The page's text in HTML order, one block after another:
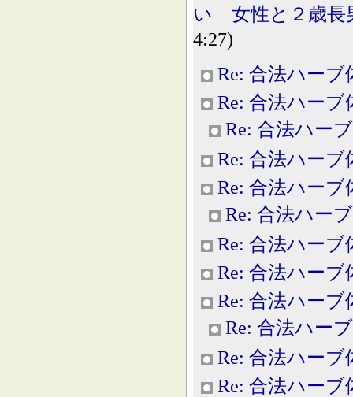
い 女性と２歳長
4:27)
Re: 合法ハーブ
Re: 合法ハーブ
Re: 合法ハー
Re: 合法ハーブ
Re: 合法ハーブ
Re: 合法ハー
Re: 合法ハーブ
Re: 合法ハーブ
Re: 合法ハーブ
Re: 合法ハー
Re: 合法ハーブ
Re: 合法ハーブ